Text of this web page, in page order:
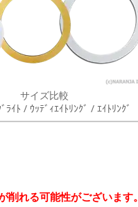
サイズ比較
ﾗｲﾄ / ｳｯﾃﾞｨｴｲﾄﾘﾝｸﾞ / ｴｲﾄﾘﾝｸﾞ
れる可能性がございます。